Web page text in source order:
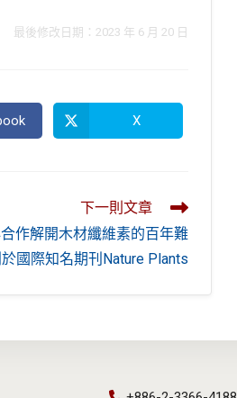
最後修改日期：2023 年 6 月 20 日
Opens
in
X
下一則文章
作解開木材纖維素的百年難
國際知名期刊Nature Plants